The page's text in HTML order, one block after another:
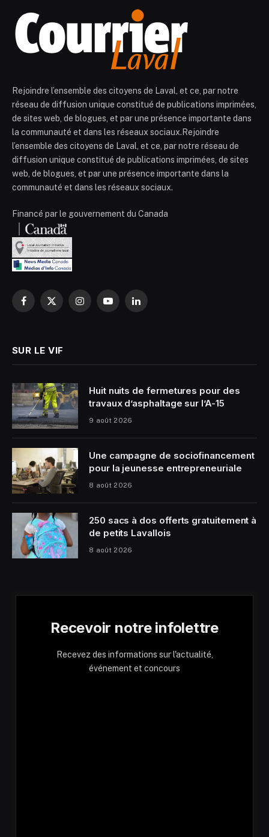
Rejoindre l’ensemble des citoyens de Laval, et ce, par notre
réseau de diffusion unique constitué de publications imprimées,
de sites web, de blogues, et par une présence importante dans
la communauté et dans les réseaux sociaux.Rejoindre
l’ensemble des citoyens de Laval, et ce, par notre réseau de
diffusion unique constitué de publications imprimées, de sites
web, de blogues, et par une présence importante dans la
communauté et dans les réseaux sociaux.
Financé par le gouvernement du Canada
Facebook
X
InstagramYouTubeLinkedIn
SUR LE VIF
Huit nuits de fermetures pour des
travaux d’asphaltage sur l’A-15
9 août 2026
Une campagne de sociofinancement
pour la jeunesse entrepreneuriale
8 août 2026
250 sacs à dos offerts gratuitement à
de petits Lavallois
8 août 2026
Recevoir notre infolettre
Recevez des informations sur l'actualité,
événement et concours